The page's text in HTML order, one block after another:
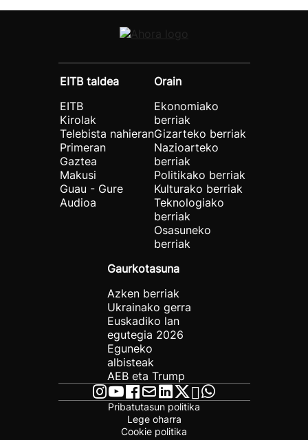
EITB taldea
EITB
Kirolak
Telebista nahieran
Primeran
Gaztea
Makusi
Guau - Gure
Audioa
Orain
Ekonomiako
berriak
Gizarteko berriak
Nazioarteko
berriak
Politikako berriak
Kulturako berriak
Teknologiako
berriak
Osasuneko
berriak
Gaurkotasuna
Azken berriak
Ukrainako gerra
Euskadiko lan
egutegia 2026
Eguneko
albisteak
AEB eta Trump
Pribatutasun politika
Lege oharra
Cookie politika